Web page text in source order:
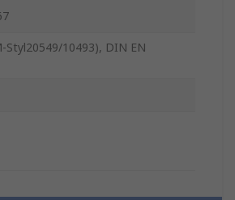
Styl20549/10493), DIN EN